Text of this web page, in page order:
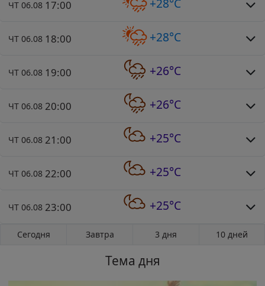
ЧТ 06.08 17:00
ЧТ 06.08 18:00 +28°C
ЧТ 06.08 19:00 +26°C
ЧТ 06.08 20:00 +26°C
ЧТ 06.08 21:00 +25°C
ЧТ 06.08 22:00 +25°C
ЧТ 06.08 23:00 +25°C
Сегодня Завтра 3 дня 10 дней
Тема дня